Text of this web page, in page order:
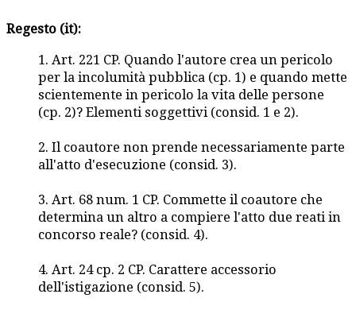
Regesto (it):
1. Art. 221 CP. Quando l'autore crea un pericolo
per la incolumità pubblica (cp. 1) e quando mette
scientemente in pericolo la vita delle persone
(cp. 2)? Elementi soggettivi (consid. 1 e 2).
2. Il coautore non prende necessariamente parte
all'atto d'esecuzione (consid. 3).
3. Art. 68 num. 1 CP. Commette il coautore che
determina un altro a compiere l'atto due reati in
concorso reale? (consid. 4).
4. Art. 24 cp. 2 CP. Carattere accessorio
dell'istigazione (consid. 5).